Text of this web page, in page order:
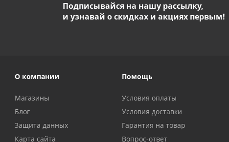
Подписывайся на нашу рассылку,
и узнавай о скидках и акциях первым!
О компании
Магазины
Блог
Защита данных
Карта сайта
Помощь
Условия оплаты
Условия доставки
Гарантия на товар
Вопрос-ответ